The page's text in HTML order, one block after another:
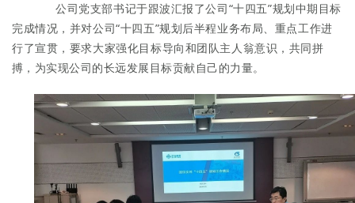
公司党支部书记于跟波汇报了公司“十四五”规划中期 目标
完成情况 ， 并对公司“十四五”规划后半程业务布局、 重点工作进
行了宣贯，要求大家强化目标导向和团队主人翁意识， 共同拼
搏，为实现公司的长远发展目标贡献自己的力量。